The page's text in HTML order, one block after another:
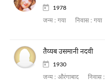
1978
जन्म : गया निवास : गया
तैय्यब उसमानी नदवी
1930
जन्म : औरंगाबाद निवास :